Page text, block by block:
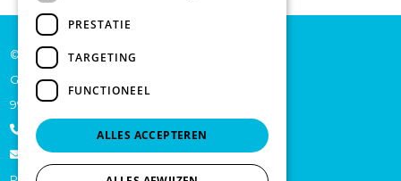
© De Backer CP bv
Grote Baan 45
9920 Lievegem
+32 473 70 46 27
info@schoonmaakproductenonline.be
PRESTATIE
TARGETING
FUNCTIONEEL
ALLES ACCEPTEREN